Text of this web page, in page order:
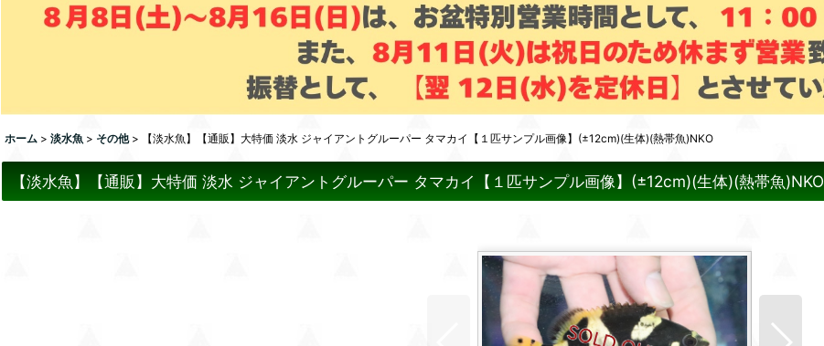
ホーム > 淡水魚 > その他 > 【淡水魚】【通販】大特価 淡水 ジャイアントグルーパー タマカイ【１匹サンプル画像】(±12cm)(生体)(熱帯魚)NKO
【淡水魚】【通販】大特価 淡水 ジャイアントグルーパー タマカイ【１匹サンプル画像】(±12cm)(生体)(熱帯魚)NKO